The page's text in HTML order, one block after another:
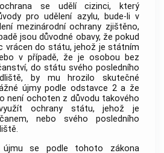
ochrana se udělí cizinci, který
pro udělení azylu, bude-li v
mezinárodní ochrany zjištěno,
jsou důvodné obavy, že pokud
vrácen do státu, jehož je státním
v případě, že je osobou bez
do státu svého posledního
by mu hrozilo skutečné
újmy podle odstavce 2 a že
není ochoten z důvodu takového
ochrany státu, jehož je
nebo svého posledního
újmu se podle tohoto zákona